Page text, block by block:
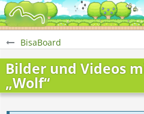
BisaBoard
Bilder und Videos
„Wolf“